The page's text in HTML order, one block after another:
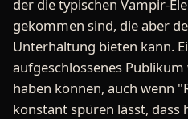
der die typischen Vampir-
gekommen sind, die aber
Unterhaltung bieten kann.
aufgeschlossenes
haben können, auch wenn
konstant spüren lässt,